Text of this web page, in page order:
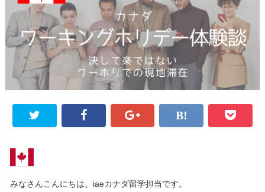
みなさんこんにちは、iaeカナダ留学担当です。